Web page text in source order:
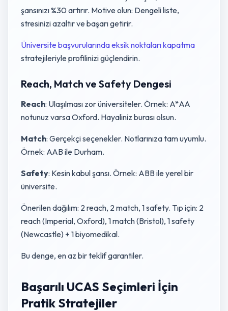
şansınızı %30 artırır. Motive olun: Dengeli liste,
stresinizi azaltır ve başarı getirir.
Üniversite başvurularında eksik noktaları kapatma
stratejileriyle profilinizi güçlendirin.
Reach, Match ve Safety Dengesi
Reach: Ulaşılması zor üniversiteler. Örnek: A*AA
notunuz varsa Oxford. Hayaliniz burası olsun.
Match: Gerçekçi seçenekler. Notlarınıza tam uyumlu.
Örnek: AAB ile Durham.
Safety: Kesin kabul şansı. Örnek: ABB ile yerel bir
üniversite.
Önerilen dağılım: 2 reach, 2 match, 1 safety. Tıp için: 2
reach (Imperial, Oxford), 1 match (Bristol), 1 safety
(Newcastle) + 1 biyomedikal.
Bu denge, en az bir teklif garantiler.
Başarılı UCAS Seçimleri İçin
Pratik Stratejiler